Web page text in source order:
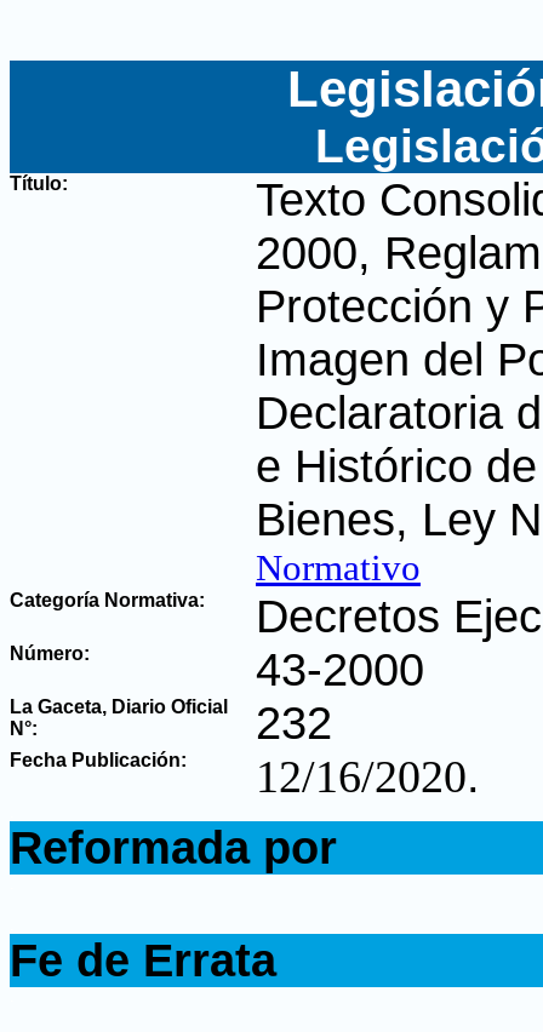
Título:
Texto
2000,
Protección y
Imagen del
Declaratoria
e Histórico
Bienes, Ley
Normativo
Categoría Normativa: Decretos
Número: 43-2000
La Gaceta, Diario Oficial
N°: 232
Fecha Publicación: 12/16/2020.
Reformada por
Fe de Errata